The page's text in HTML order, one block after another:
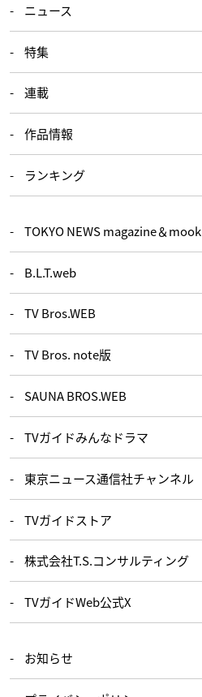
ニュース
特集
連載
作品情報
ランキング
TOKYO NEWS magazine＆mook
B.L.T.web
TV Bros.WEB
TV Bros. note版
SAUNA BROS.WEB
TVガイドみんなドラマ
東京ニュース通信社チャンネル
TVガイドストア
株式会社T.S.コンサルティング
TVガイドWeb公式X
お知らせ